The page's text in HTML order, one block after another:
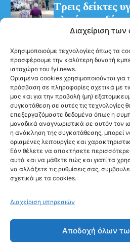
Διαχείριση
Χρησιμοποιούμε τεχνολογίες όπως τα
προσφέρουμε την καλύτερη δυνατή
ιστοχώρο του fyi.news.
Ορισμένα cookies χρησιμοποιούνται
πρόσβαση σε πληροφορίες σχετικά με
μας και για την προβολή (μη)
συγκατάθεση σε αυτές τις τεχνολογίες
επεξεργαζόμαστε δεδομένα όπως η
μοναδικά αναγνωριστικά σε αυτόν τον
η ανάκληση της συγκατάθεσης, μπορεί
ορισμένες λειτουργίες και
Εάν θέλετε να αποκτήσετε
αυτά και να μάθετε πώς και γιατί τα
να αλλάξετε τις ρυθμίσεις σας,
σχετικά με τα cookies.
Διαχείριση υπηρεσιών
Αποδοχή όλων
Τρεις δείκτες
ηλικία
χρόνια χωρίς
Ακολούθησέ μας